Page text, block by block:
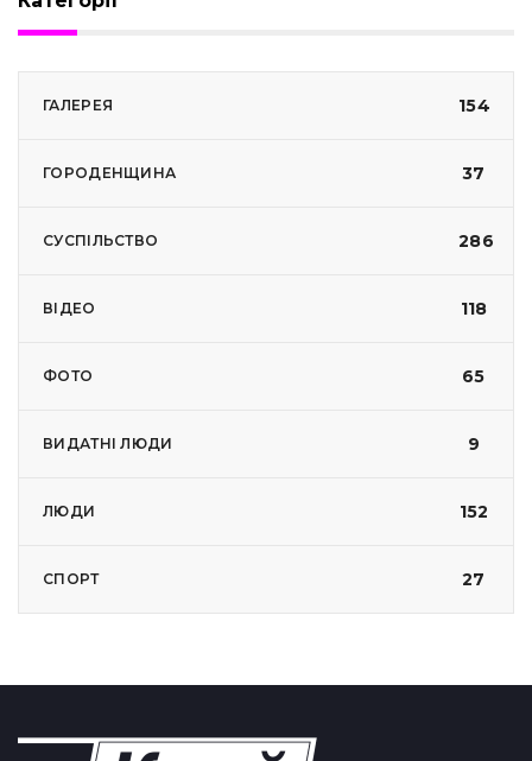
ГАЛЕРЕЯ 154
ГОРОДЕНЩИНА 37
СУСПІЛЬСТВО 286
ВІДЕО 118
ФОТО 65
ВИДАТНІ ЛЮДИ 9
ЛЮДИ 152
СПОРТ 27